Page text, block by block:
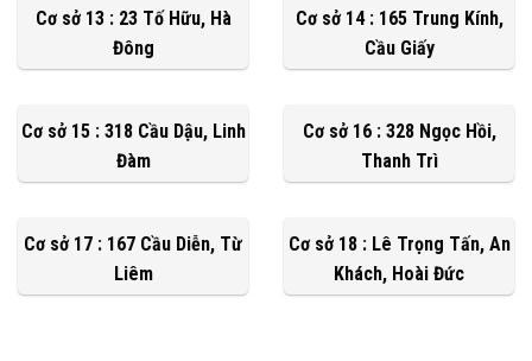
Cơ sở 13 : 23 Tố Hữu, Hà
Đông
Cơ sở 14 : 165 Trung Kính,
Cầu Giấy
Cơ sở 15 : 318 Cầu Dậu, Linh
Đàm
Cơ sở 16 : 328 Ngọc Hồi,
Thanh Trì
Cơ sở 17 : 167 Cầu Diễn, Từ
Liêm
Cơ sở 18 : Lê Trọng Tấn, An
Khách, Hoài Đức